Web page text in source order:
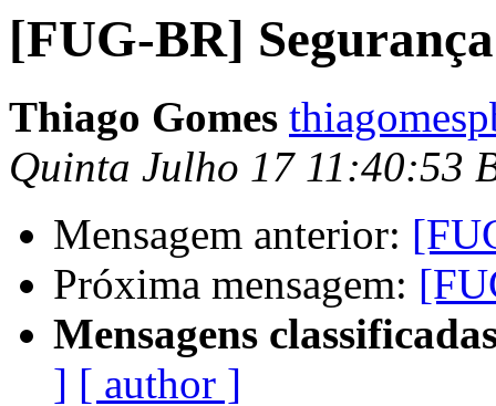
[FUG-BR]
Thiago Gomes
Quinta Julho 17 11:40:53
Mensagem anterior:
Próxima mensagem:
Mensagens
] [ author ]